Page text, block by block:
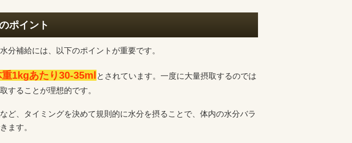
ポイント
分補給には、以下のポイントが重要です。
1kgあたり30-35ml とされています。一度に大量摂取するのでは
することが理想的です。
など、タイミングを決めて規則的に水分を摂ることで、体内の水分バラ
ます。